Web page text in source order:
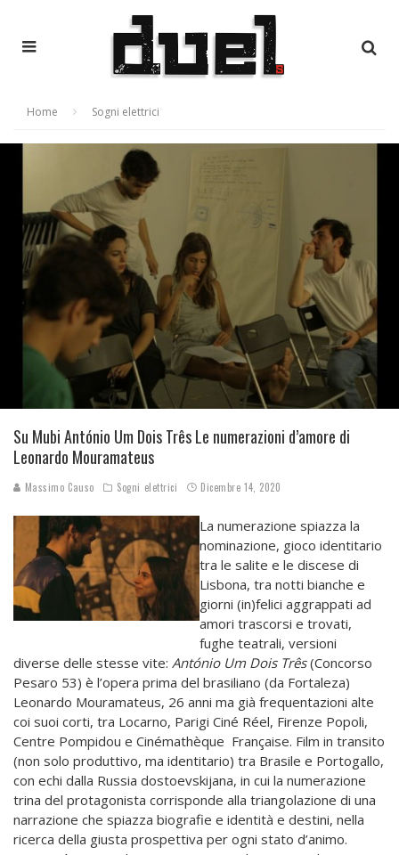
Home Sogni elettrici
Su Mubi António Um Dois Três Le numerazioni d’amore di
Leonardo Mouramateus
Massimo Causo Sogni elettrici Dicembre 14, 2020
La numerazione spiazza la
nominazione, gioco identitario
tra le salite e le discese di
Lisbona, tra notti bianche e
giorni (in)felici aggrappati ad
amori trascorsi e trovati,
fughe teatrali, versioni
diverse delle stesse vite: António Um Dois Três(Concorso
Pesaro 53) è l’opera prima del brasiliano (da Fortaleza)
Leonardo Mouramateus, 26 anni ma già frequentazioni alte
coi suoi corti, tra Locarno, Parigi Ciné Réel, Firenze Popoli,
Centre Pompidou e Cinémathèque Française. Film in transito
(non solo produttivo, ma identitario) tra Brasile e Portogallo,
con echi dalla Russia dostoevskijana, in cui la numerazione
trina del protagonista corrisponde alla triangolazione di una
narrazione che spiazza biografie e identità e destini, nella
ricerca della giusta prospettiva per ogni stato d’animo.